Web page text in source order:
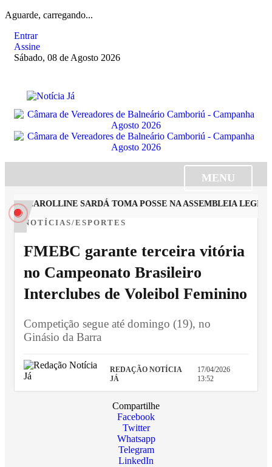
Aguarde, carregando...
Entrar
Assine
Sábado, 08 de Agosto 2026
MENU
CAROLLINE SARDÁ TOMA POSSE NA ASSEMBLEIA
NOTÍCIAS/ESPORTES
FMEBC garante terceira vitória
no Campeonato Brasileiro
Interclubes de Voleibol Feminino
Competição segue até domingo (19), no
Ginásio da Barra
REDAÇÃO NOTÍCIA
JÁ
17/04/2026
13:52
Compartilhe
Facebook
Twitter
Whatsapp
Telegram
LinkedIn